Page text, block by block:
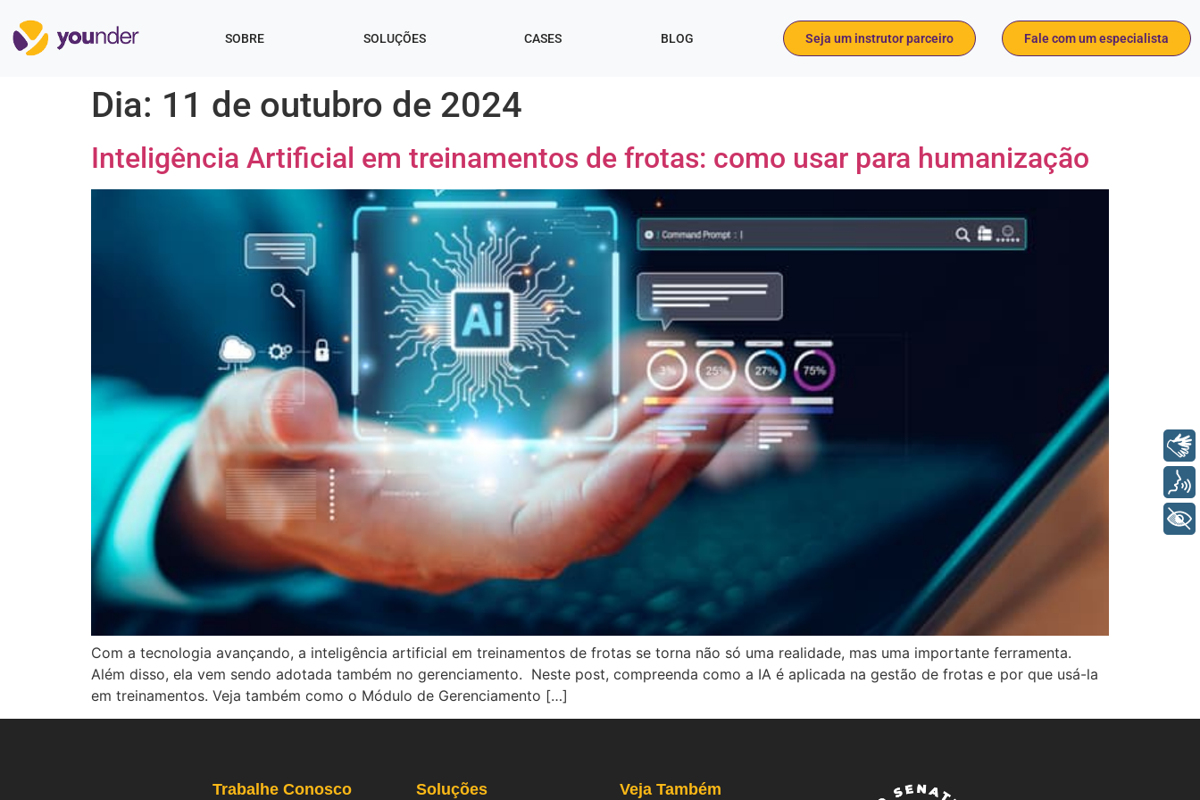
SOBRE SOLUÇÕES CASES BLOG Seja um instrutor parceiro Fale com um especialista
Dia: 11 de outubro de 2024
Inteligência Artificial em treinamentos de frotas: como usar para humanização
Com a tecnologia avançando, a inteligência artificial em treinamentos de frotas se torna não só uma realidade, mas uma importante ferramenta.
Além disso, ela vem sendo adotada também no gerenciamento. Neste post, compreenda como a IA é aplicada na gestão de frotas e por que usá-la
em treinamentos. Veja também como o Módulo de Gerenciamento […]
Trabalhe Conosco Soluções Veja Também
Libras
+ Acessibilidade